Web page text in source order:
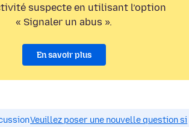
suspecte en utilisant l’option
« Signaler un abus ».
En savoir plus
Veuillez poser une nouvelle question si